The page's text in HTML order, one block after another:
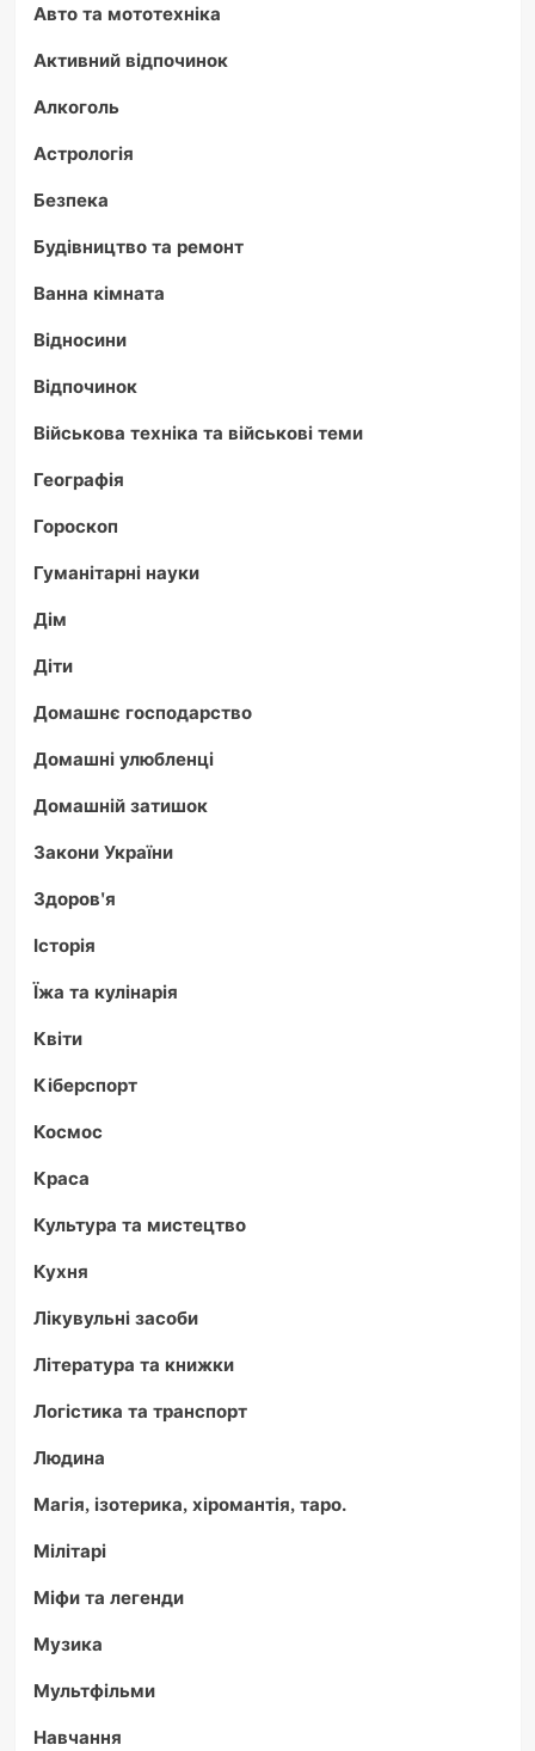
Авто та мототехніка
Активний відпочинок
Алкоголь
Астрологія
Безпека
Будівництво та ремонт
Ванна кімната
Відносини
Відпочинок
Військова техніка та військові теми
Географія
Гороскоп
Гуманітарні науки
Дім
Діти
Домашнє господарство
Домашні улюбленці
Домашній затишок
Закони України
Здоров'я
Історія
Їжа та кулінарія
Квіти
Кіберспорт
Космос
Краса
Культура та мистецтво
Кухня
Лікувульні засоби
Література та книжки
Логістика та транспорт
Людина
Магія, ізотерика, хіромантія, таро.
Мілітарі
Міфи та легенди
Музика
Мультфільми
Навчання